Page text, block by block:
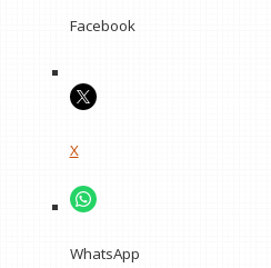
Facebook
X
WhatsApp